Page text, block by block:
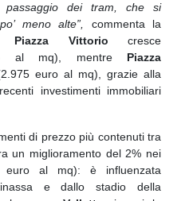
dei tram, che si
meno alte”, commenta la
Piazza Vittorio cresce
al mq), mentre Piazza
euro al mq), grazie alla
investimenti immobiliari
di prezzo più contenuti tra
un miglioramento del 2% nei
al mq): è influenzata
e dallo stadio della